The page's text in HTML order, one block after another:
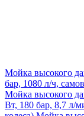
Мойка высокого
бар, 1080 л/ч,
Мойка высокого
Вт, 180 бар, 8,7 л/